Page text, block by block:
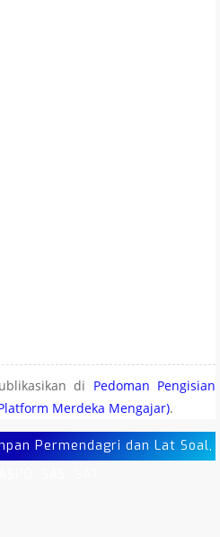
di Pedoman Pengisian
Merdeka Mengajar).
Permendagri dan Lat Soal,